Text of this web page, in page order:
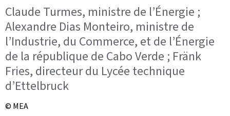
Claude Turmes, ministre de l’Énergie ;
Alexandre Dias Monteiro, ministre de
l’Industrie, du Commerce, et de l’Énergie
de la république de Cabo Verde ; Fränk
Fries, directeur du Lycée technique
d’Ettelbruck
© MEA